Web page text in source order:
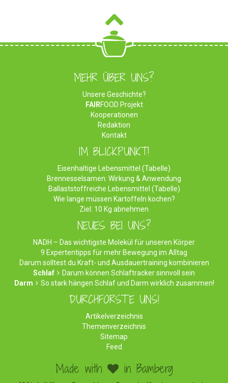
MEHR ÜBER UNS?
Unsere Geschichte?
FAIRFOOD Projekt
Kooperationen
Redaktion
Kontakt
IM BLICKPUNKT!
Eisenhaltige Lebensmittel (Tabelle)
Brennesselsamen: Wirkung & Anwendung
Ballaststoffreiche Lebensmittel (Tabelle)
Wie lange müssen Kartoffeln kochen?
Ziel: 10 Kg abnehmen
NEUES BEI UNS?
NADH – Das wichtigste Molekül für unseren Körper
9 Expertentipps für mehr Bewegung im Alltag
Darum solltest du Kraft- und Ausdauertraining kombinieren
Schlaf
Darum können Schlaftracker sinnvoll sein
Darm
So stark hängen Schlaf und Darm wirklich zusammen!
DURCHFORSTE UNS!
Artikelverzeichnis
Themenverzeichnis
Sitemap
Feed
Made with in Bamberg